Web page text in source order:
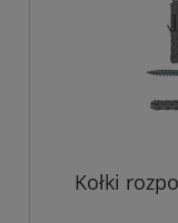
Kołki